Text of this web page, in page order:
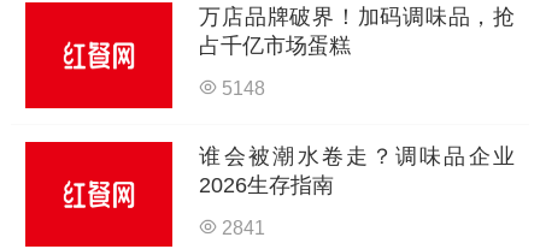
万店品牌破界！加码调味品，抢
占千亿市场蛋糕
5148
谁会被潮水卷走？调味品企业
2026生存指南
2841